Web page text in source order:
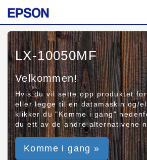
LX-10050MF
Velkommen!
Hvis du vil sette opp produktet
eller legge til en datamaskin og/
klikker du "Komme i gang"
du ett av de andre alternativene
Komme i gang »